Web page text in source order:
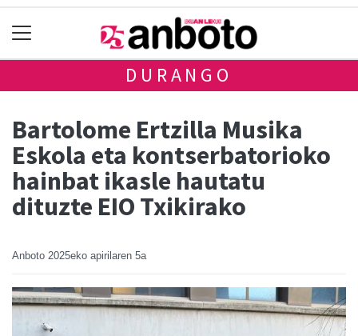
DURANGO
Bartolome Ertzilla Musika
Eskola eta kontserbatorioko
hainbat ikasle hautatu
dituzte EIO Txikirako
Anboto 2025eko apirilaren 5a